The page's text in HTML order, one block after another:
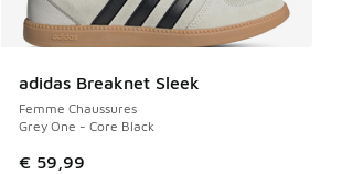
adidas Breaknet Sleek
Femme Chaussures
Grey One - Core Black
€ 59,99